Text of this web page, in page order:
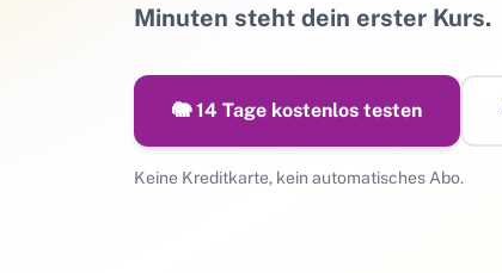
Minuten steht dein erster Kurs.
🐘 14 Tage kostenlos testen
Keine Kreditkarte, kein automatisches Abo.